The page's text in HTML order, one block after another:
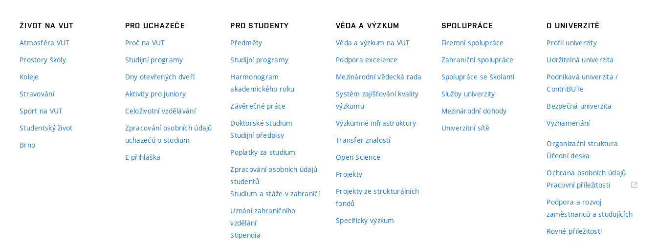
ŽIVOT NA VUT
Atmosféra VUT
Prostory školy
Koleje
Stravování
Sport na VUT
Studentský život
Brno
PRO UCHAZEČE
Proč na VUT
Studijní programy
Dny otevřených dveří
Aktivity pro juniory
Celoživotní vzdělávání
Zpracování osobních údajů
uchazečů o studium
E-přihláška
PRO STUDENTY
Předměty
Studijní programy
Harmonogram
akademického roku
Závěrečné práce
Doktorské studium
Studijní předpisy
Poplatky za studium
Zpracování osobních údajů
studentů
Studium a stáže v zahraničí
Uznání zahraničního
vzdělání
Stipendia
VĚDA A VÝZKUM
Věda a výzkum na VUT
Podpora excelence
Mezinárodní vědecká rada
Systém zajišťování kvality
výzkumu
Výzkumné infrastruktury
Transfer znalostí
Open Science
Projekty
Projekty ze strukturálních
fondů
Specifický výzkum
SPOLUPRÁCE
Firemní spolupráce
Zahraniční spolupráce
Spolupráce se školami
Služby univerzity
Mezinárodní dohody
Univerzitní sítě
O UNIVERZITĚ
Profil univerzity
Udržitelná univerzita
Podnikavá univerzita /
ContriBUTe
Bezpečná univerzita
Vyznamenání
Organizační struktura
Úřední deska
Ochrana osobních údajů
Pracovní příležitosti(externí
Podpora a rozvoj
zaměstnanců a studujících
Rovné příležitosti